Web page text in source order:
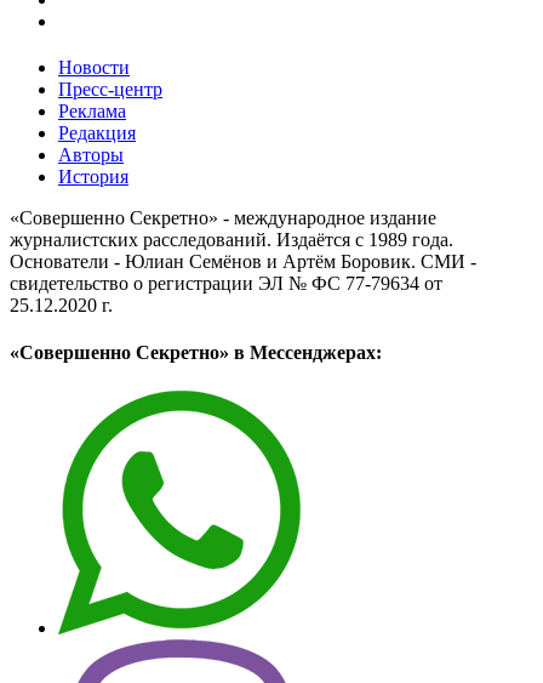
Новости
Пресс-центр
Реклама
Редакция
Авторы
История
«Совершенно Секретно» - международное издание
журналистских расследований. Издаётся с 1989 года.
Основатели - Юлиан Семёнов и Артём Боровик. CМИ -
свидетельство о регистрации ЭЛ № ФС 77-79634 от
25.12.2020 г.
«Совершенно Секретно» в Мессенджерах: